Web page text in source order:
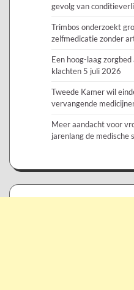
gevolg van
Trimbos onderzoekt
zelfmedicatie zonder
Een hoog-laag
klachten 5 juli 2026
Tweede Kamer wil
vervangende
Meer aandacht voor
jarenlang de medische